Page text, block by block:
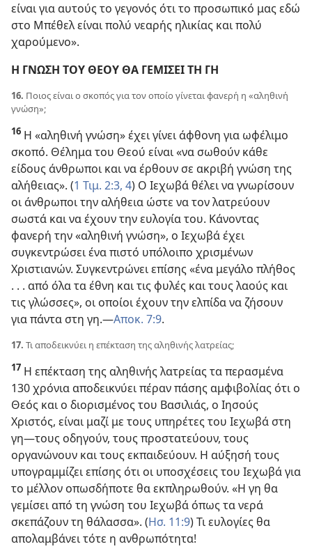
είναι για αυτούς το γεγονός ότι το προσωπικό μας εδώ
στο Μπέθελ είναι πολύ νεαρής ηλικίας και πολύ
χαρούμενο».
Η ΓΝΩΣΗ ΤΟΥ ΘΕΟΥ ΘΑ ΓΕΜΙΣΕΙ ΤΗ ΓΗ
16. Ποιος είναι ο σκοπός για τον οποίο γίνεται φανερή η «αληθινή
γνώση»;
16 Η «αληθινή γνώση» έχει γίνει άφθονη για ωφέλιμο
σκοπό. Θέλημα του Θεού είναι «να σωθούν κάθε
είδους άνθρωποι και να έρθουν σε ακριβή γνώση της
αλήθειας». (1 Τιμ. 2:3, 4) Ο Ιεχωβά θέλει να γνωρίσουν
οι άνθρωποι την αλήθεια ώστε να τον λατρεύουν
σωστά και να έχουν την ευλογία του. Κάνοντας
φανερή την «αληθινή γνώση», ο Ιεχωβά έχει
συγκεντρώσει ένα πιστό υπόλοιπο χρισμένων
Χριστιανών. Συγκεντρώνει επίσης «ένα μεγάλο πλήθος
. . . από όλα τα έθνη και τις φυλές και τους λαούς και
τις γλώσσες», οι οποίοι έχουν την ελπίδα να ζήσουν
για πάντα στη γη.​—Αποκ. 7:9.
17. Τι αποδεικνύει η επέκταση της αληθινής λατρείας;
17 Η επέκταση της αληθινής λατρείας τα περασμένα
130 χρόνια αποδεικνύει πέραν πάσης αμφιβολίας ότι ο
Θεός και ο διορισμένος του Βασιλιάς, ο Ιησούς
Χριστός, είναι μαζί με τους υπηρέτες του Ιεχωβά στη
γη​—τους οδηγούν, τους προστατεύουν, τους
οργανώνουν και τους εκπαιδεύουν. Η αύξησή τους
υπογραμμίζει επίσης ότι οι υποσχέσεις του Ιεχωβά για
το μέλλον οπωσδήποτε θα εκπληρωθούν. «Η γη θα
γεμίσει από τη γνώση του Ιεχωβά όπως τα νερά
σκεπάζουν τη θάλασσα». (Ησ. 11:9) Τι ευλογίες θα
απολαμβάνει τότε η ανθρωπότητα!